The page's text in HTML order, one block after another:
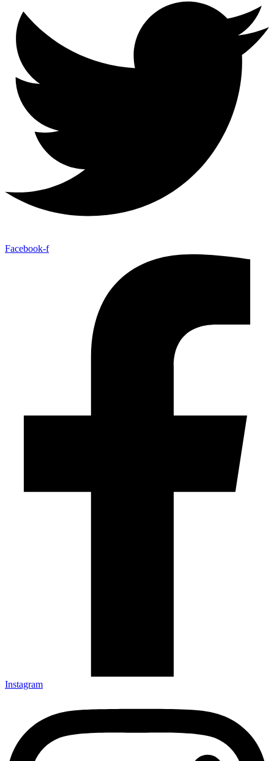
Facebook-f
Instagram